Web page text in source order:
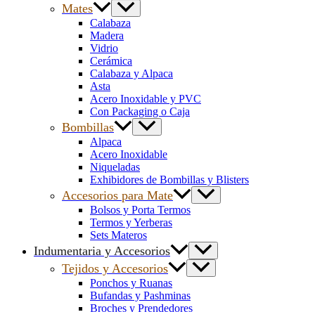
Mates
Calabaza
Madera
Vidrio
Cerámica
Calabaza y Alpaca
Asta
Acero Inoxidable y PVC
Con Packaging o Caja
Bombillas
Alpaca
Acero Inoxidable
Niqueladas
Exhibidores de Bombillas y Blisters
Accesorios para Mate
Bolsos y Porta Termos
Termos y Yerberas
Sets Materos
Indumentaria y Accesorios
Tejidos y Accesorios
Ponchos y Ruanas
Bufandas y Pashminas
Broches y Prendedores